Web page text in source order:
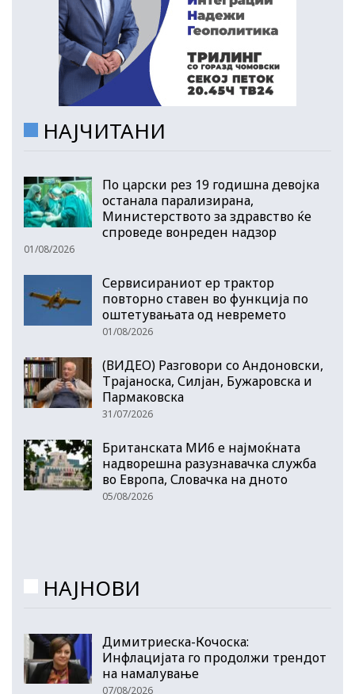
НАЈЧИТАНИ
По царски рез 19 годишна девојка
останала парализирана,
Министерството за здравство ќе
спроведе вонреден надзор
01/08/2026
Сервисираниот ер трактор
повторно ставен во функција по
оштетувањата од невремето
01/08/2026
(ВИДЕО) Разговори со Андоновски,
Трајаноска, Силјан, Бужаровска и
Пармаковска
31/07/2026
Британската МИ6 е најмоќната
надворешна разузнавачка служба
во Европа, Словачка на дното
05/08/2026
НАЈНОВИ
Димитриеска-Кочоска:
Инфлацијата го продолжи трендот
на намалување
07/08/2026